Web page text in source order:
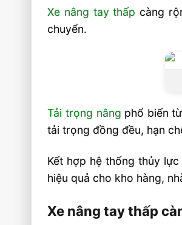
So sánh nhanh
Lợi ích thực tế khi
Câu hỏi thường gặp
tiêu chuẩn không?
Nên chọn bánh
Xe nâng tay thấp
Xe nâng tay thấp càng
chuyển.
Tải trọng nâng phổ biến
tải trọng đồng đều, hạn
Kết hợp hệ thống thủy
hiệu quả cho kho hàng,
Xe nâng tay thấp